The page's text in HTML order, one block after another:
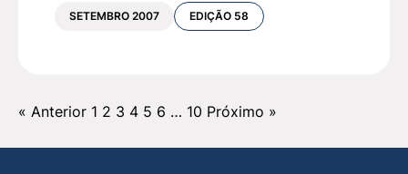
SETEMBRO 2007 EDIÇÃO 58
« Anterior 1 2 3 4 5 6 … 10 Próximo »